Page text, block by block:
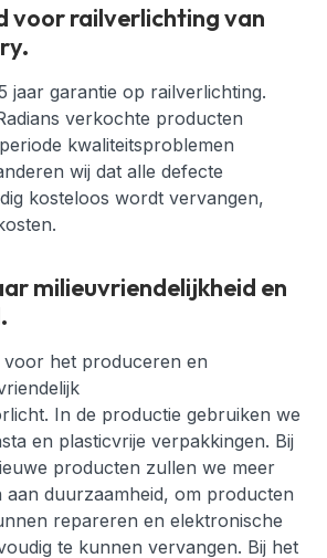
voor railverlichting van
jaar garantie op railverlichting.
verkochte producten
kwaliteitsproblemen
wij dat alle defecte
kosteloos wordt vervangen,
milieuvriendelijkheid en
voor het produceren en
. In de productie gebruiken we
en plasticvrije verpakkingen. Bij
producten zullen we meer
aan duurzaamheid, om producten
repareren en elektronische
te kunnen vervangen. Bij het